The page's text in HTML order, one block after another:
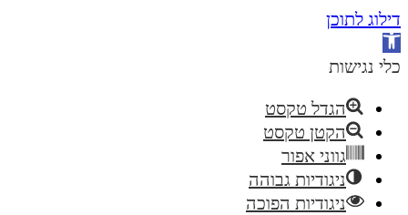
דילוג לתוכן
פתח
סרגל
כלי נגישות
הגדל טקסט
הקטן טקסט
גווני אפור
ניגודיות גבוהה
ניגודיות הפוכה